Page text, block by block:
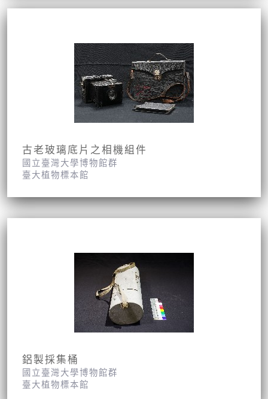
古老玻璃底片之相機組件
國立臺灣大學博物館群
臺大植物標本館
鋁製採集桶
國立臺灣大學博物館群
臺大植物標本館